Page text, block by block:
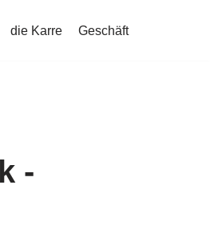
die Karre Geschäft
-